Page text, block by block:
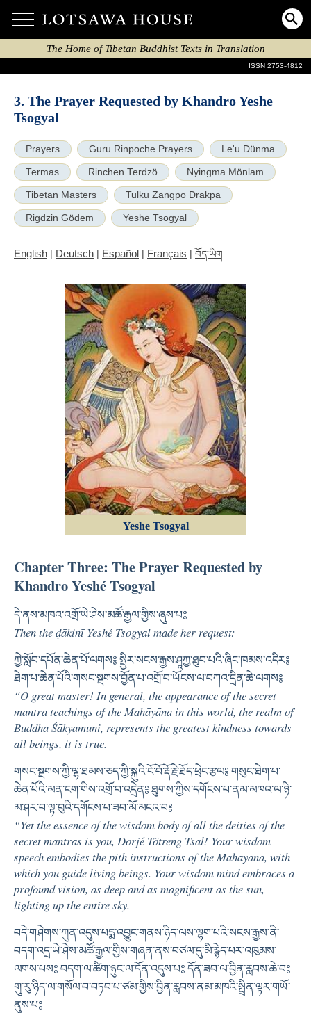
The Home of Tibetan Buddhist Texts in Translation
ISSN 2753-4812
3. The Prayer Requested by Khandro Yeshe
Tsogyal
Prayers Guru Rinpoche Prayers Le'u Dünma
Termas Rinchen Terdzö Nyingma Mönlam
Tibetan Masters Tulku Zangpo Drakpa
Rigdzin Gödem Yeshe Tsogyal
English | Deutsch | Español | Français | བོད་ཡིག
Yeshe Tsogyal
Chapter Three: The Prayer Requested by
Khandro Yeshé Tsogyal
དེ་ནས་མཁའ་འགྲོ་ཡེ་ཤེས་མཚོ་རྒྱལ་གྱིས་ཞུས་པ༔
Then the ḍākinī Yeshé Tsogyal made her request:
ཀྱེ་སློབ་དཔོན་ཆེན་པོ་ལགས༔ སྤྱིར་སངས་རྒྱས་ཤཱཀྱ་ཐུབ་པའི་ཞིང་ཁམས་འདིར༔
ཐེག་པ་ཆེན་པོའི་གསང་སྔགས་བྱོན་པ་འགྲོ་བ་ཡོངས་ལ་བཀའ་དྲིན་ཆེ་ལགས༔
“O great master! In general, the appearance of the secret
mantra teachings of the Mahāyāna in this world, the realm of
Buddha Śākyamuni, represents the greatest kindness towards
all beings, it is true.
གསང་སྔགས་ཀྱི་ལྷ་ཐམས་ཅད་ཀྱི་སྐུའི་ངོ་བོ་རྡོ་རྗེ་ཐོད་ཕྲེང་རྩལ༔ གསུང་ཐེག་པ་
ཆེན་པོའི་མན་ངག་གིས་འགྲོ་བ་འདྲེན༔ ཐུགས་ཀྱིས་དགོངས་པ་ནམ་མཁའ་ལ་ཉི་
མ་ཤར་བ་ལྟ་བུའི་དགོངས་པ་ཟབ་མོ་མངའ་བ༔
“Yet the essence of the wisdom body of all the deities of the
secret mantras is you, Dorjé Tötreng Tsal! Your wisdom
speech embodies the pith instructions of the Mahāyāna, with
which you guide living beings. Your wisdom mind embraces a
profound vision, as deep and as magnificent as the sun,
lighting up the entire sky.
བདེ་གཤེགས་ཀུན་འདུས་པདྨ་འབྱུང་གནས་ཉིད་ལས་ལྷག་པའི་སངས་རྒྱས་ནི་
བདག་འདྲ་ཡེ་ཤེས་མཚོ་རྒྱལ་གྱིས་གཞན་ནས་བཙལ་དུ་མི་རྙེད་པར་འཁུམས་
ལགས་པས༔ བདག་ལ་ཚིག་ཉུང་ལ་དོན་འདུས་པ༔ དོན་ཟབ་ལ་བྱིན་རླབས་ཆེ་བ༔
གུ་རུ་ཉིད་ལ་གསོལ་བ་བཏབ་པ་ཙམ་གྱིས་བྱིན་རླབས་ནམ་མཁའི་སྤྲིན་ལྟར་གཡོ་
ནུས་པ༔